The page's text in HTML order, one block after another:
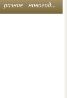
разное новогоднее